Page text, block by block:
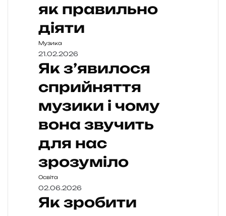
як правильно
діяти
Музика
21.02.2026
Як з’явилося
сприйняття
музики і чому
вона звучить
для нас
зрозуміло
Освіта
02.06.2026
Як зробити